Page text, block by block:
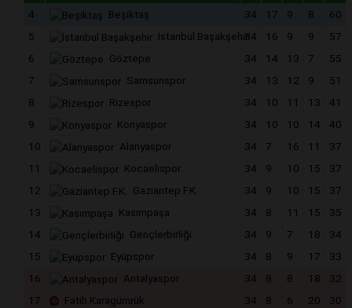
4
Beşiktaş 34 17 9 8
60
5
İstanbul Başakşehir34 16 9 9
57
6
Göztepe 34 14 13 7
55
7
Samsunspor 34 13 12 9
51
8
Rizespor 34 10 11 13
41
9
Konyaspor 34 10 10 14
40
10
Alanyaspor 34 7 16 11
37
11
Kocaelispor 34 9 10 15
37
12
Gaziantep F.K. 34 9 10 15
37
13
Kasımpaşa 34 8 11 15
35
14
Gençlerbirliği 34 9 7 18
34
15
Eyüpspor 34 8 9 17
33
16
Antalyaspor 34 8 8 18
32
17
Fatih Karagümrük 34 8 6 20
30